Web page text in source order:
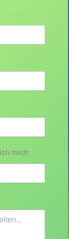
mich: